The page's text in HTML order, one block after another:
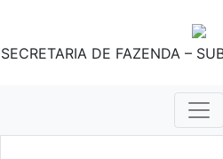
SECRETARIA DE FAZENDA –